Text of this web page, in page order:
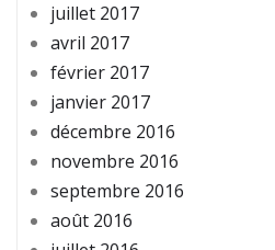
juillet 2017
avril 2017
février 2017
janvier 2017
décembre 2016
novembre 2016
septembre 2016
août 2016